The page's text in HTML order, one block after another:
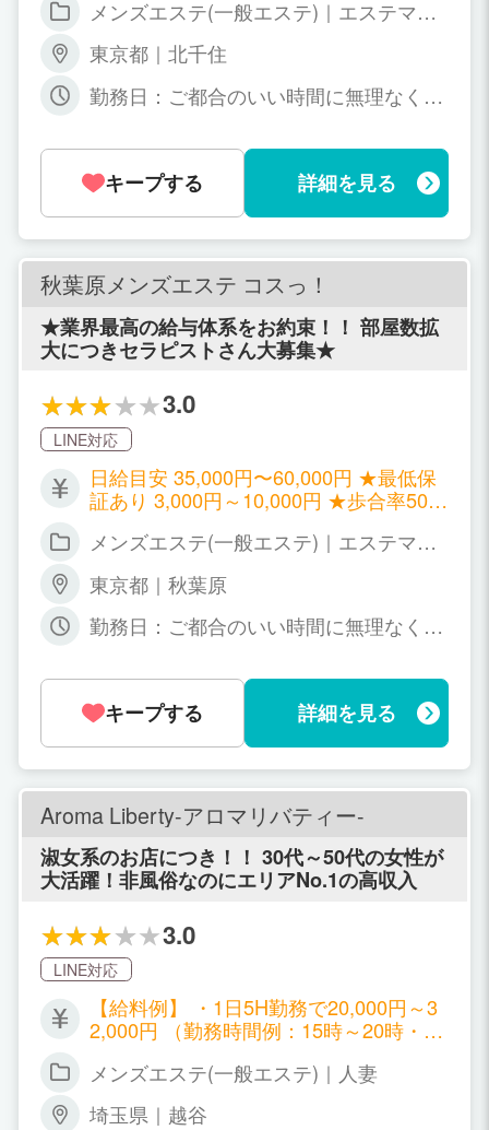
メンズエステ(一般エステ)｜エステマッ
東京都｜北千住
勤務日：ご都合のいい時間に無理なくお
（自由シフト制）
キープする 詳細を見る
秋葉原メンズエステ コスっ！
★業界最高の給与体系をお約束！！ 部屋数拡
大につきセラピストさん大募集★
3.0
LINE対応
日給目安 35,000円〜60,000円 ★最低保
証あり 3,000円～10,000円 ★歩合率50%
(30,000円) ★友達紹介ボーナスあり (20,
メンズエステ(一般エステ)｜エステマッ
東京都｜秋葉原
勤務日：ご都合のいい時間に無理なくお
けでもOK！ 勤務時間：12時～23時まで
のご希望のお時間。
キープする 詳細を見る
Aroma Liberty-アロマリバティー-
淑女系のお店につき！！ 30代～50代の女性が
大活躍！非風俗なのにエリアNo.1の高収入
3.0
LINE対応
【給料例】 ・1日5H勤務で20,000円～3
2,000円 （勤務時間例：15時～20時・22
5,000円 （勤務時間例：17時～翌1時・2
0時～翌4時）
メンズエステ(一般エステ)｜人妻
埼玉県｜越谷